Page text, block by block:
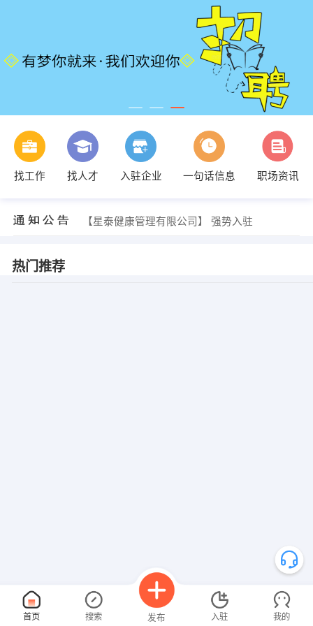
找工作 找人才 入驻企业 一句话信息
职场资讯
【星泰健康管理有限公司】 强势入驻
热门推荐
首页 搜索 发布 入驻 我的